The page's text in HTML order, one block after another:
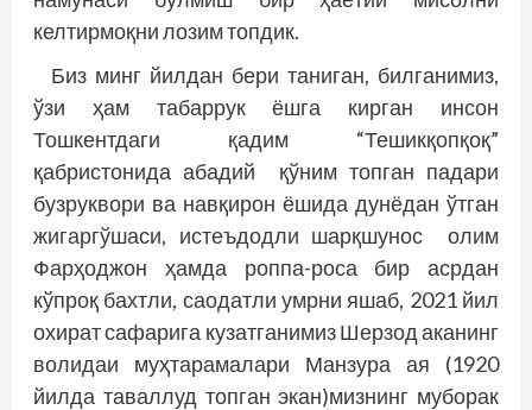
келтирмоқни лозим топдик.
Биз минг йилдан бери таниган, билганимиз,
ўзи ҳам табаррук ёшга кирган инсон
Тошкентдаги қадим “Тешикқопқоқ”
қабристонида абадий қўним топ­ган падари
бузруквори ва нав­қирон ёшида дунёдан ўтган
жигаргўшаси, истеъдодли шарқшунос олим
Фарҳоджон ҳамда роппа-роса бир асрдан
кўпроқ бахтли, саодатли умрни яшаб, 2021 йил
охират сафарига кузатганимиз Шерзод аканинг
волидаи муҳтарамалари Манзура ая (1920
йилда таваллуд топган экан)мизнинг муборак